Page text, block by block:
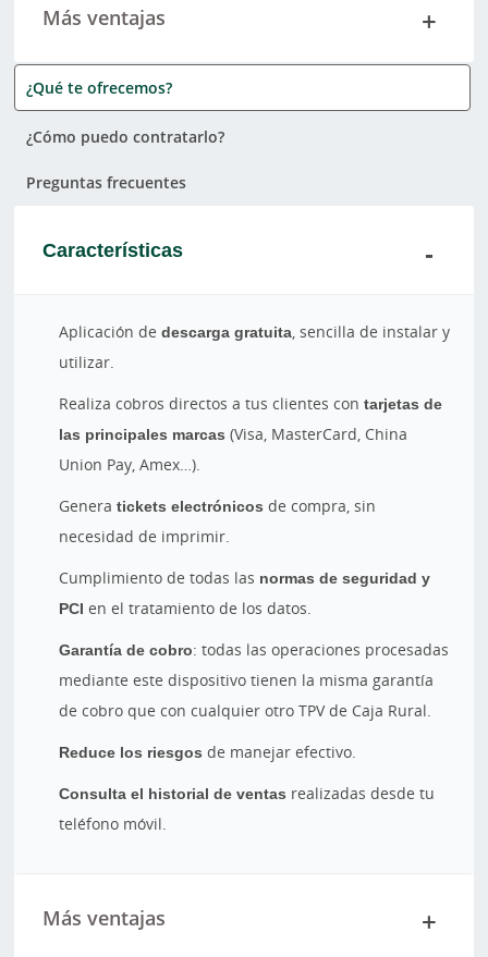
Más ventajas
¿Qué te ofrecemos?
¿Cómo puedo contratarlo?
Preguntas frecuentes
Características
Aplicación dedescarga gratuita, sencilla de instalar y
utilizar.
Realiza cobros directos a tus clientes contarjetas de
las principales marcas (Visa, MasterCard, China
Union Pay, Amex…).
Generatickets electrónicos de compra, sin
necesidad de imprimir.
Cumplimiento de todas las normas de seguridad y
PCI en el tratamiento de los datos.
Garantía de cobro: todas las operaciones procesadas
mediante este dispositivo tienen la misma garantía
de cobro que con cualquier otro TPV de Caja Rural.
Reduce los riesgos de manejar efectivo.
Consulta el historial de ventas realizadas desde tu
teléfono móvil.
Más ventajas